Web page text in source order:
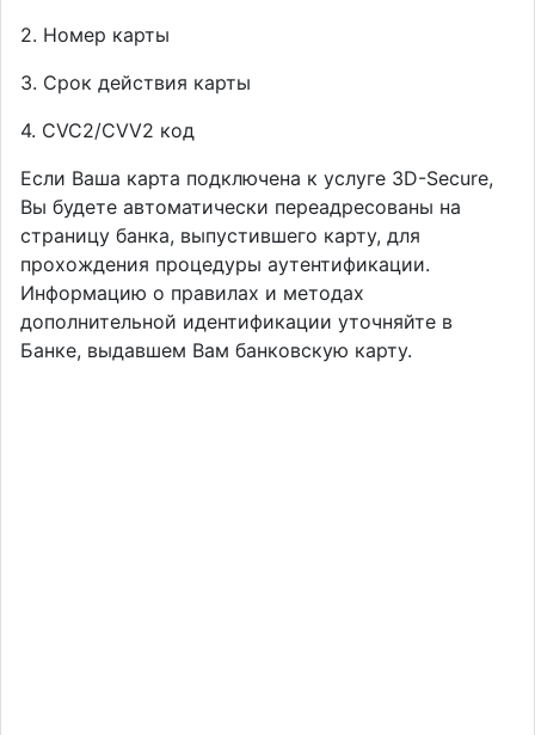
2. Номер карты
3. Срок действия карты
4. CVC2/CVV2 код
Если Ваша карта подключена к услуге 3D-Secure,
Вы будете автоматически переадресованы на
страницу банка, выпустившего карту, для
прохождения процедуры аутентификации.
Информацию о правилах и методах
дополнительной идентификации уточняйте в
Банке, выдавшем Вам банковскую карту.